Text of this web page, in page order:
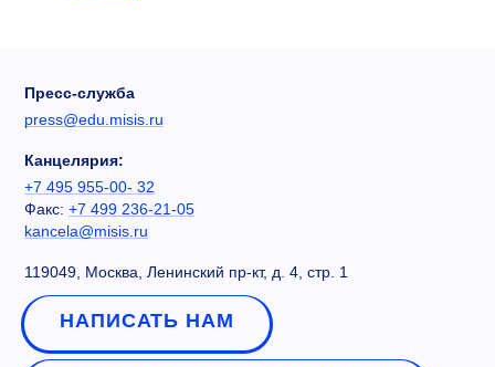
Пресс-служба
press@edu.misis.ru
Канцелярия:
+7 495 955-00- 32
Факс: +7 499 236-21-05
kancela@misis.ru
119049, Москва, Ленинский пр-кт, д. 4, стр. 1
НАПИСАТЬ НАМ